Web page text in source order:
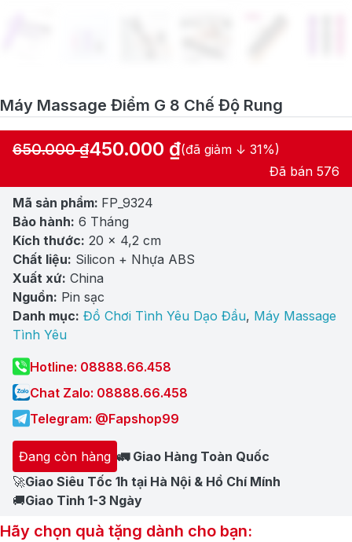
Máy Massage Điểm G 8 Chế Độ Rung
650.000₫
gốc
là:
650.000 ₫.
450.000 ₫
hiện
tại
là:
450.000 ₫.
(đã giảm ↓ 31%)
Đã bán 576
Mã sản phẩm: FP_9324
Bảo hành: 6 Tháng
Kích thước: 20 x 4,2 cm
Chất liệu: Silicon + Nhựa ABS
Xuất xứ: China
Nguồn: Pin sạc
Danh mục: Đồ Chơi Tình Yêu Dạo Đầu, Máy Massage
Tình Yêu
Hotline: 08888.66.458
Chat Zalo: 08888.66.458
Telegram: @Fapshop99
Đang còn hàng 🚛 Giao Hàng Toàn Quốc
🚀Giao Siêu Tốc 1h tại Hà Nội & Hồ Chí Mính
🚚Giao Tỉnh 1-3 Ngày
Hãy chọn quà tặng dành cho bạn: